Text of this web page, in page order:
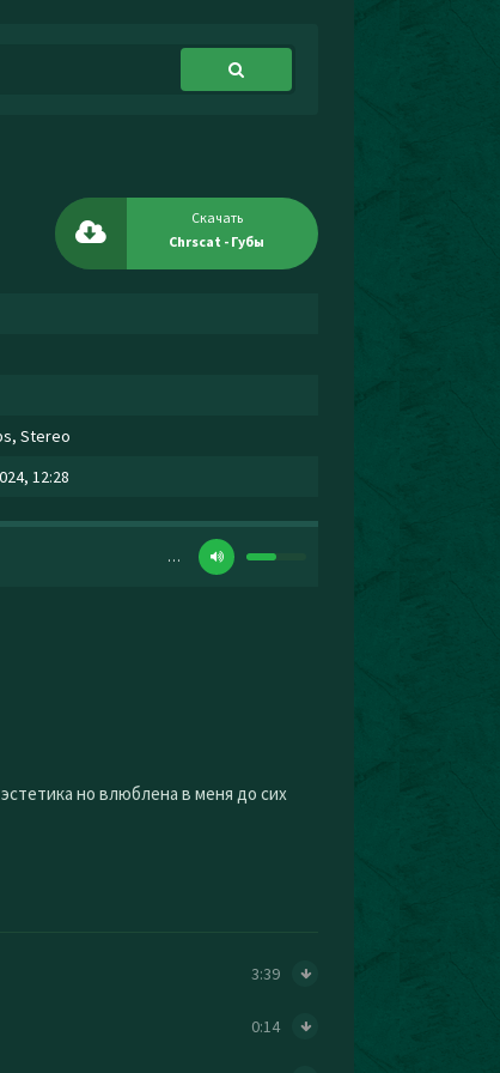
Скачать
Chrscat - Губы
Stereo
12:28
…
но влюблена в меня до сих
3:39
0:14